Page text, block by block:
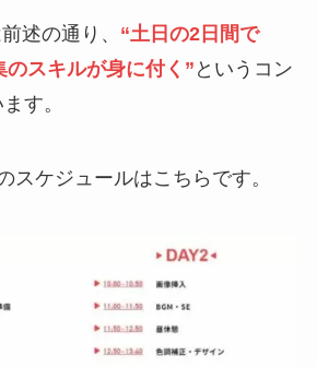
述の通り、 “土日の2日間で
スキルが身に付く” というコン
す。
スケジュールはこちらです。